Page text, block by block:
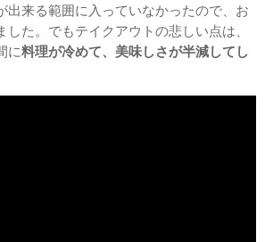
出来る範囲に入っていなかったので、お
した。でもテイクアウトの悲しい点は、
に料理が冷めて、美味しさが半減してし